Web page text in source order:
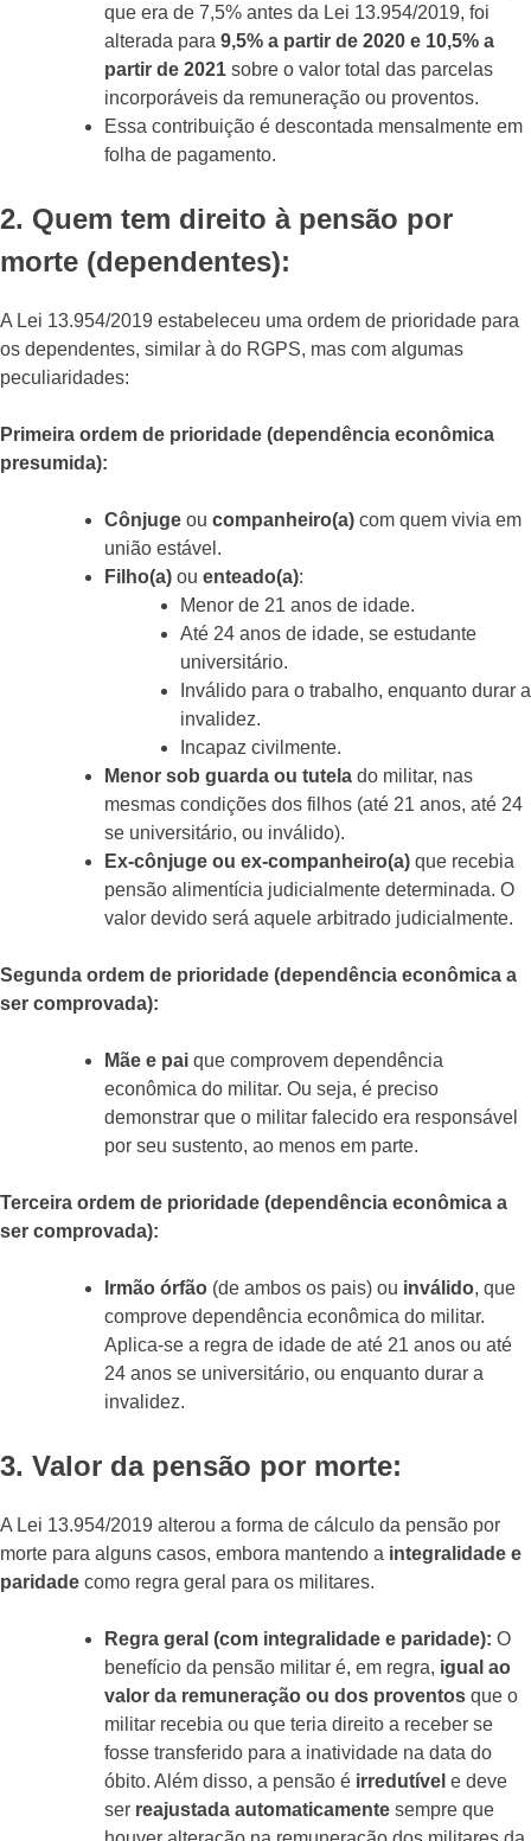
que era de 7,5% antes da Lei 13.954/2019, foi
alterada para 9,5% a partir de 2020 e 10,5% a
partir de 2021 sobre o valor total das parcelas
incorporáveis da remuneração ou proventos.
Essa contribuição é descontada mensalmente em
folha de pagamento.
2. Quem tem direito à pensão por
morte (dependentes):
A Lei 13.954/2019 estabeleceu uma ordem de prioridade para
os dependentes, similar à do RGPS, mas com algumas
peculiaridades:
Primeira ordem de prioridade (dependência econômica
presumida):
Cônjuge ou companheiro(a) com quem vivia em
união estável.
Filho(a) ou enteado(a):
Menor de 21 anos de idade.
Até 24 anos de idade, se estudante
universitário.
Inválido para o trabalho, enquanto durar a
invalidez.
Incapaz civilmente.
Menor sob guarda ou tutela do militar, nas
mesmas condições dos filhos (até 21 anos, até 24
se universitário, ou inválido).
Ex-cônjuge ou ex-companheiro(a) que recebia
pensão alimentícia judicialmente determinada. O
valor devido será aquele arbitrado judicialmente.
Segunda ordem de prioridade (dependência econômica a
ser comprovada):
Mãe e pai que comprovem dependência
econômica do militar. Ou seja, é preciso
demonstrar que o militar falecido era responsável
por seu sustento, ao menos em parte.
Terceira ordem de prioridade (dependência econômica a
ser comprovada):
Irmão órfão (de ambos os pais) ou inválido, que
comprove dependência econômica do militar.
Aplica-se a regra de idade de até 21 anos ou até
24 anos se universitário, ou enquanto durar a
invalidez.
3. Valor da pensão por morte:
A Lei 13.954/2019 alterou a forma de cálculo da pensão por
morte para alguns casos, embora mantendo a integralidade e
paridade como regra geral para os militares.
Regra geral (com integralidade e paridade): O
benefício da pensão militar é, em regra, igual ao
valor da remuneração ou dos proventos que o
militar recebia ou que teria direito a receber se
fosse transferido para a inatividade na data do
óbito. Além disso, a pensão é irredutível e deve
ser reajustada automaticamente sempre que